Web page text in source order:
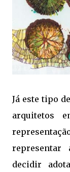
Já este tipo
arquitetos
representar
decidir